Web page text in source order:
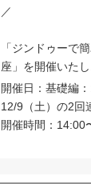
／
「ジンドゥーで
座」を開催いたし
開催日：基礎編
12/9（土）の2回
開催時間：14:00